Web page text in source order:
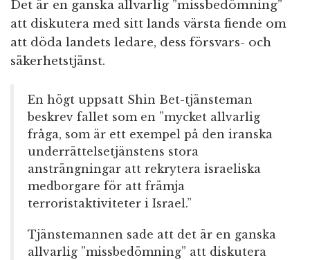
Det är en ganska allvarlig ”missbedömning”
att diskutera med sitt lands värsta fiende om
att döda landets ledare, dess försvars- och
säkerhetstjänst.
En högt uppsatt Shin Bet-tjänsteman
beskrev fallet som en ”mycket allvarlig
fråga, som är ett exempel på den iranska
underrättelsetjänstens stora
ansträngningar att rekrytera israeliska
medborgare för att främja
terroristaktiviteter i Israel.”
Tjänstemannen sade att det är en ganska
allvarlig ”missbedömning” att diskutera